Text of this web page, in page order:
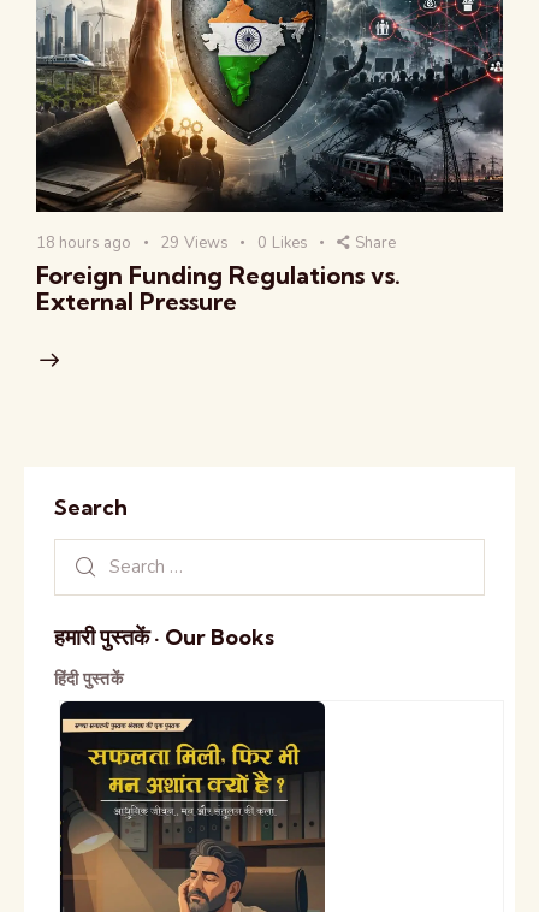
18 hours ago 29 Views 0 Likes Share
Foreign Funding Regulations vs.
External Pressure
Search
हमारी पुस्तकें · Our Books
हिंदी पुस्तकें